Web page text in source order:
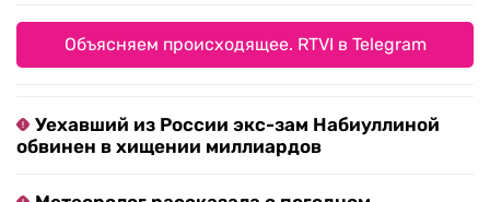
Объясняем происходящее. RTVI в Telegram
Уехавший из России экс-зам Набиуллиной
обвинен в хищении миллиардов